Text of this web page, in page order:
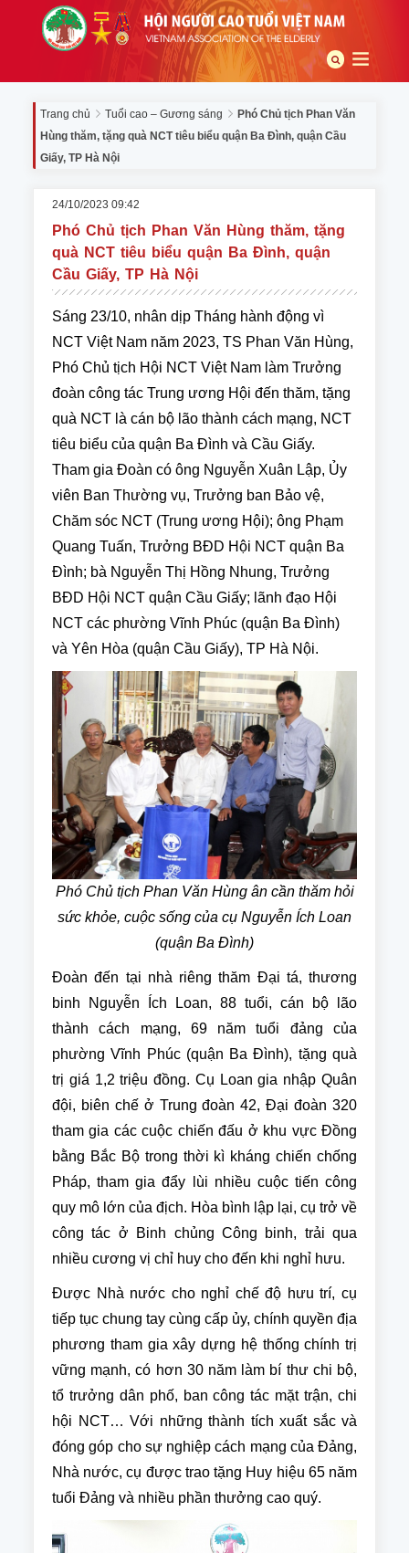
Trang chủ Tuổi cao – Gương sáng
Phó Chủ tịch Phan Văn
Hùng thăm, tặng quà NCT tiêu biểu quận Ba Đình, quận Cầu
Giấy, TP Hà Nội
24/10/2023 09:42
Phó Chủ tịch Phan Văn Hùng thăm, tặng
quà NCT tiêu biểu quận Ba Đình, quận
Cầu Giấy, TP Hà Nội
Sáng 23/10, nhân dịp Tháng hành động vì
NCT Việt Nam năm 2023, TS Phan Văn Hùng,
Phó Chủ tịch Hội NCT Việt Nam làm Trưởng
đoàn công tác Trung ương Hội đến thăm, tặng
quà NCT là cán bộ lão thành cách mạng, NCT
tiêu biểu của quận Ba Đình và Cầu Giấy.
Tham gia Đoàn có ông Nguyễn Xuân Lập, Ủy
viên Ban Thường vụ, Trưởng ban Bảo vệ,
Chăm sóc NCT (Trung ương Hội); ông Phạm
Quang Tuấn, Trưởng BĐD Hội NCT quận Ba
Đình; bà Nguyễn Thị Hồng Nhung, Trưởng
BĐD Hội NCT quận Cầu Giấy; lãnh đạo Hội
NCT các phường Vĩnh Phúc (quận Ba Đình)
và Yên Hòa (quận Cầu Giấy), TP Hà Nội.
Phó Chủ tịch Phan Văn Hùng ân cần thăm hỏi
sức khỏe, cuộc sống của cụ Nguyễn Ích Loan
(quận Ba Đình)
Đoàn đến tại nhà riêng thăm Đại tá, thương
binh Nguyễn Ích Loan, 88 tuổi, cán bộ lão
thành cách mạng, 69 năm tuổi đảng của
phường Vĩnh Phúc (quận Ba Đình), tặng quà
trị giá 1,2 triệu đồng. Cụ Loan gia nhập Quân
đội, biên chế ở Trung đoàn 42, Đại đoàn 320
tham gia các cuộc chiến đấu ở khu vực Đồng
bằng Bắc Bộ trong thời kì kháng chiến chống
Pháp, tham gia đẩy lùi nhiều cuộc tiến công
quy mô lớn của địch. Hòa bình lập lại, cụ trở về
công tác ở Binh chủng Công binh, trải qua
nhiều cương vị chỉ huy cho đến khi nghỉ hưu.
Được Nhà nước cho nghỉ chế độ hưu trí, cụ
tiếp tục chung tay cùng cấp ủy, chính quyền địa
phương tham gia xây dựng hệ thống chính trị
vững mạnh, có hơn 30 năm làm bí thư chi bộ,
tổ trưởng dân phố, ban công tác mặt trận, chi
hội NCT… Với những thành tích xuất sắc và
đóng góp cho sự nghiệp cách mạng của Đảng,
Nhà nước, cụ được trao tặng Huy hiệu 65 năm
tuổi Đảng và nhiều phần thưởng cao quý.